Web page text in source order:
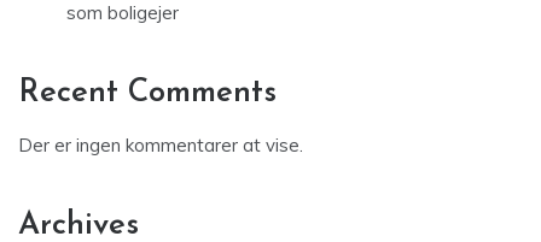
som boligejer
Recent Comments
Der er ingen kommentarer at vise.
Archives